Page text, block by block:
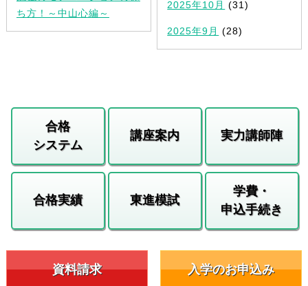
ち方！～中山心編～
2025年10月 (31)
2025年9月 (28)
合格
システム
講座案内 実力講師陣
合格実績 東進模試
学費・
申込手続き
資料請求 入学のお申込み